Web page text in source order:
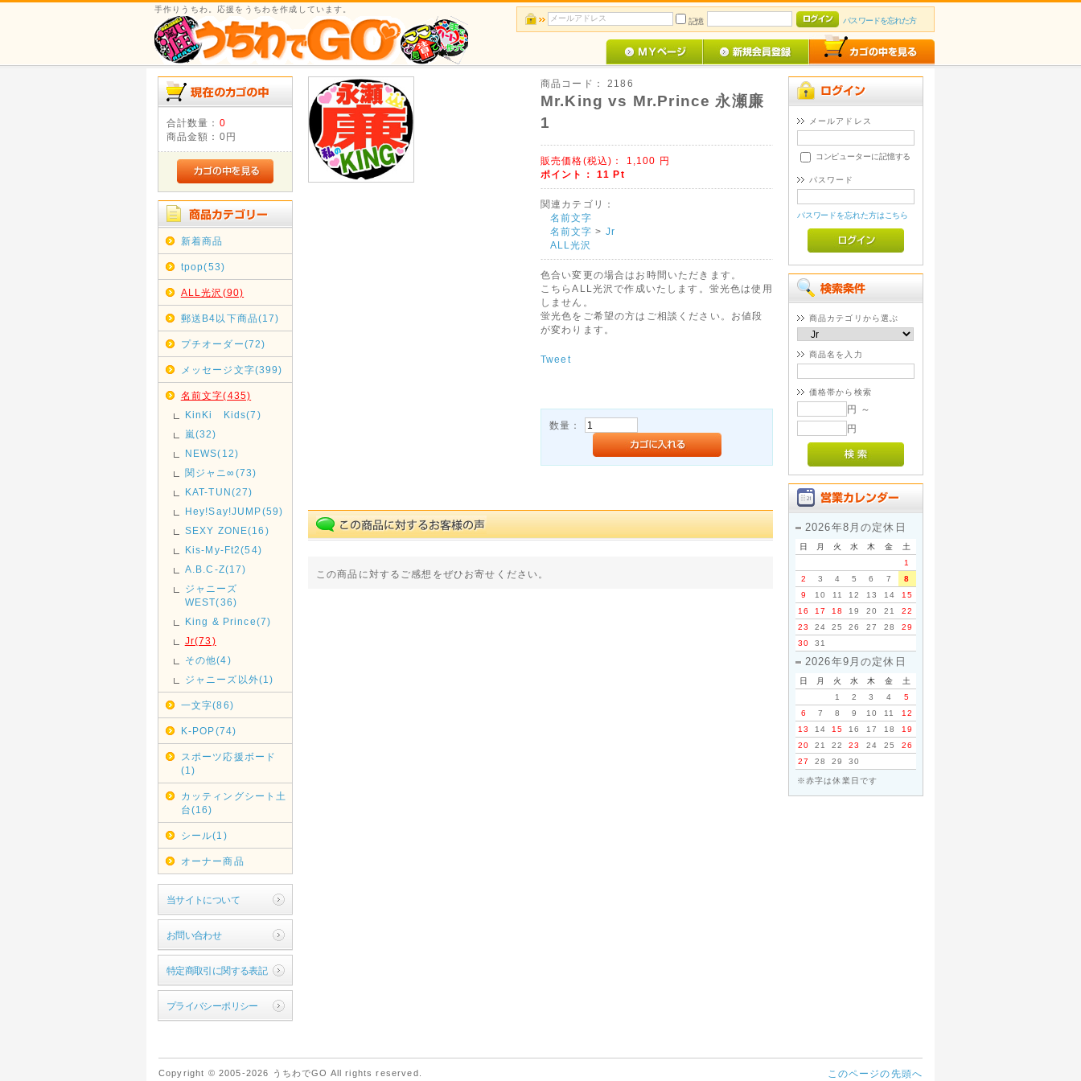
手作りうちわ。応援をうちわを作成しています。
記憶
パスワードを忘れた方
合計数量： 0
商品金額： 0円
新着商品
tpop(53)
ALL光沢(90)
郵送B4以下商品(17)
プチオーダー(72)
メッセージ文字(399)
名前文字(435)
KinKi Kids(7)
嵐(32)
NEWS(12)
関ジャニ∞(73)
KAT-TUN(27)
Hey!Say!JUMP(59)
SEXY ZONE(16)
Kis-My-Ft2(54)
A.B.C-Z(17)
ジャニーズ
WEST(36)
King & Prince(7)
Jr(73)
その他(4)
ジャニーズ以外(1)
一文字(86)
K-POP(74)
スポーツ応援ボード
(1)
カッティングシート土
台(16)
シール(1)
オーナー商品
当サイトについて
お問い合わせ
特定商取引に関する表記
プライバシーポリシー
商品コード： 2186
Mr.King vs Mr.Prince 永瀬廉
1
販売価格(税込)： 1,100 円
ポイント： 11 Pt
関連カテゴリ：
名前文字
名前文字 > Jr
ALL光沢
色合い変更の場合はお時間いただきます。
こちらALL光沢で作成いたします。蛍光色は使用
しません。
蛍光色をご希望の方はご相談ください。お値段
が変わります。
Tweet
数量：
この商品に対するご感想をぜひお寄せください。
メールアドレス
コンピューターに記憶する
パスワード
パスワードを忘れた方はこちら
商品カテゴリから選ぶ
商品名を入力
価格帯から検索
円 ～
円
2026年8月の定休日
日 月 火 水 木 金
土
1
2
3 4 5 6 7
8
9
10 11 12 13 14
15
16
17 18 19 20 21
22
23
24 25 26 27 28
29
30
31
2026年9月の定休日
日 月 火 水 木 金
土
1
2 3 4
5
6
7 8 9 10 11
12
13
14 15 16 17 18
19
20
21 22 23 24 25
26
27
28 29 30
※赤字は休業日です
このページの先頭へ
Copyright © 2005-2026 うちわでGO All rights reserved.